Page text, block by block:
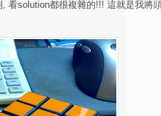
看solution都很複雜的!!! 這就是我將